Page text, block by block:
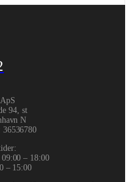
94, st
N
36536780
– 18:00
– 15:00